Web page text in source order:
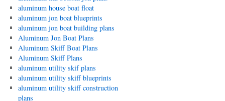
aluminum house boat float
aluminum jon boat blueprints
aluminum jon boat building plans
Aluminum Jon Boat Plans
Aluminum Skiff Boat Plans
Aluminum Skiff Plans
aluminum utility skif plans
aluminum utility skiff blueprints
aluminum utility skiff construction
plans